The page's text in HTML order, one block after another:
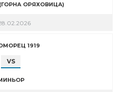
ОРЯХОВИЦА)
1919
VS